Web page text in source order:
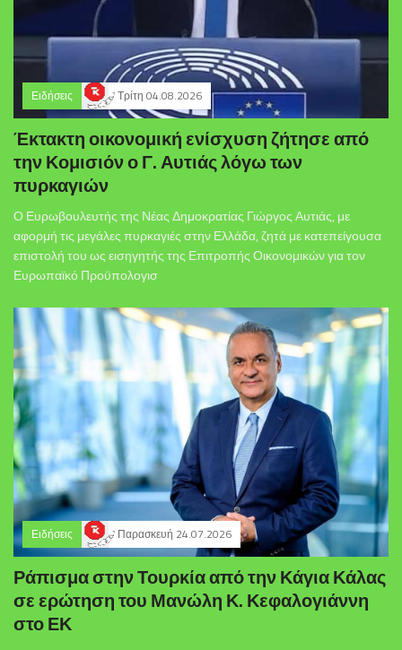
Ειδήσεις Τρίτη 04.08.2026
Έκτακτη οικονομική ενίσχυση ζήτησε από
την Κομισιόν ο Γ. Αυτιάς λόγω των
πυρκαγιών
Ο Ευρωβουλευτής της Νέας Δημοκρατίας Γιώργος Αυτιάς, με
αφορμή τις μεγάλες πυρκαγιές στην Ελλάδα, ζητά με κατεπείγουσα
επιστολή του ως εισηγητής της Επιτροπής Οικονομικών για τον
Ευρωπαϊκό Προϋπολογισ
Ειδήσεις Παρασκευή 24.07.2026
Ράπισμα στην Τουρκία από την Κάγια Κάλας
σε ερώτηση του Μανώλη Κ. Κεφαλογιάννη
στο ΕΚ